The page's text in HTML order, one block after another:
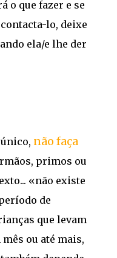
o que fazer e se
lo, deixe
ela/e lhe der
não faça
primos ou
«não existe
de
que levam
ou até mais,